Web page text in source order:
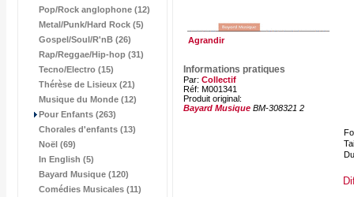
Pop/Rock anglophone (12)
Metal/Punk/Hard Rock (5)
Gospel/Soul/R'nB (26)
Rap/Reggae/Hip-hop (31)
Tecno/Electro (15)
Thérèse de Lisieux (21)
Musique du Monde (12)
Pour Enfants (263)
Chorales d'enfants (13)
Noël (69)
In English (5)
Bayard Musique (120)
Comédies Musicales (11)
Agrandir
Informations pratiques
Par: Collectif
Réf: M001341
Produit original:
Bayard Musique BM-308321 2